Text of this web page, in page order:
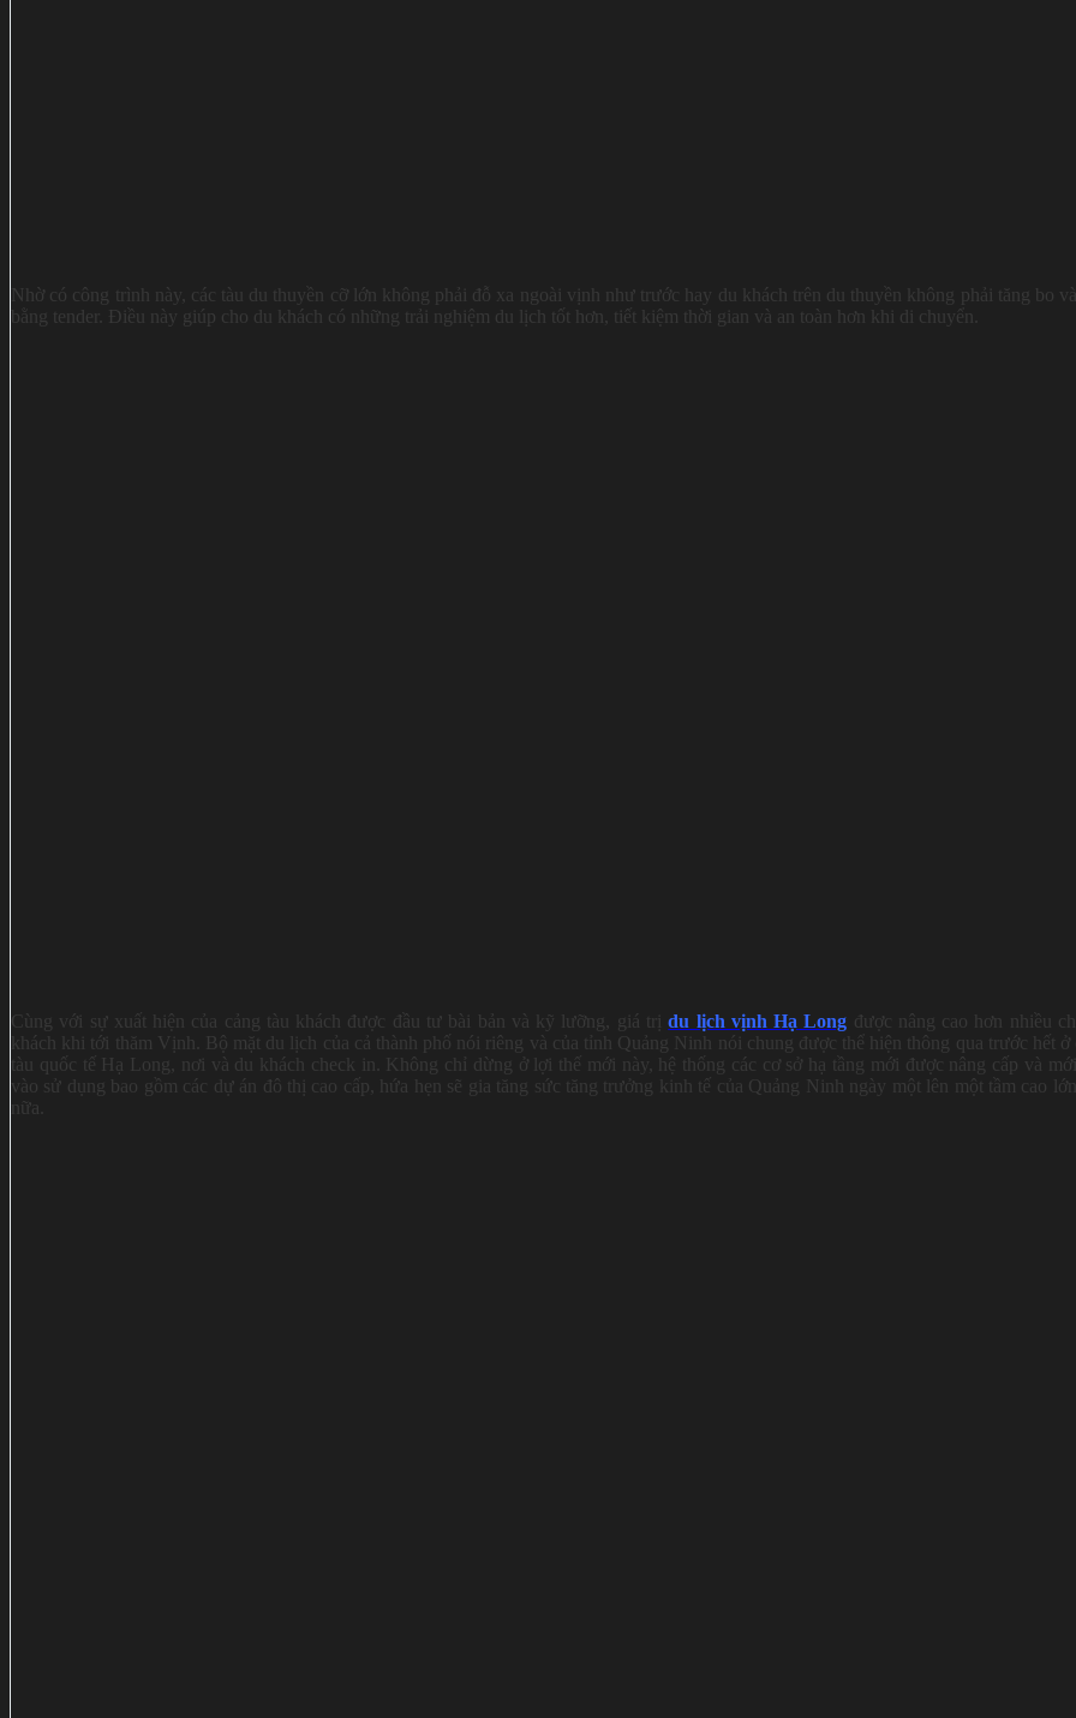
Nhờ có công trình này, các tàu du thuyền cỡ lớn không phải đỗ xa ngoài vịnh như trước hay du khách trên du thuyền không phải tăng bo
bằng tender. Điều này giúp cho du khách có những trải nghiệm du lịch tốt hơn, tiết kiệm thời gian và an toàn hơn khi di chuyển.
Cùng với sự xuất hiện của cảng tàu khách được đầu tư bài bản và kỹ lưỡng, giá trịdu lịch vịnh Hạ Long được nâng cao hơn nhiều
khách khi tới thăm Vịnh. Bộ mặt du lịch của cả thành phố nói riêng và của tỉnh Quảng Ninh nói chung được thể hiện thông qua trước hết ở
tàu quốc tế Hạ Long, nơi và du khách check in. Không chỉ dừng ở lợi thế mới này, hệ thống các cơ sở hạ tầng mới được nâng cấp và
vào sử dụng bao gồm các dự án đô thị cao cấp, hứa hẹn sẽ gia tăng sức tăng trưởng kinh tế của Quảng Ninh ngày một lên một tầm cao lớn
nữa.